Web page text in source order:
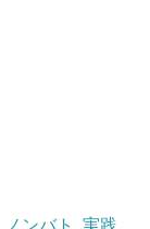
ノンバト 実践